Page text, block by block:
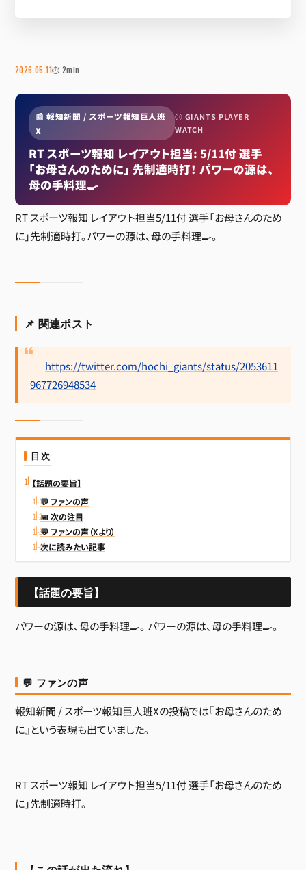
2026.05.11⏱ 2min
📰 報知新聞 / スポーツ報知巨人班
X
⚾ GIANTS PLAYER
WATCH
RT スポーツ報知 レイアウト担当: 5/11付 選手
「お母さんのために」 先制適時打！ パワーの源は、
母の手料理🍳
RT スポーツ報知 レイアウト担当5/11付 選手「お母さんのため
に」先制適時打。パワーの源は、母の手料理🍳。
📌 関連ポスト
https://twitter.com/hochi_giants/status/2053611
967726948534
目次
【話題の要旨】
💬 ファンの声
📅 次の注目
💬 ファンの声（Xより）
次に読みたい記事
【話題の要旨】
パワーの源は、母の手料理🍳。 パワーの源は、母の手料理🍳。
💬 ファンの声
報知新聞 / スポーツ報知巨人班Xの投稿では『お母さんのため
に』という表現も出ていました。
RT スポーツ報知 レイアウト担当5/11付 選手「お母さんのため
に」先制適時打。